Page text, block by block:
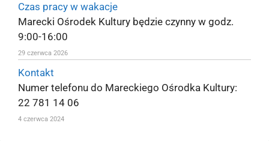
Czas pracy w wakacje
Marecki Ośrodek Kultury będzie czynny w godz.
9:00-16:00
29 czerwca 2026
Kontakt
Numer telefonu do Mareckiego Ośrodka Kultury:
22 781 14 06
4 czerwca 2024